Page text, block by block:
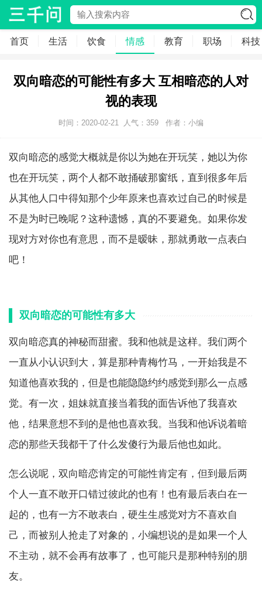
首页 生活 饮食 情感 教育 职场 科技
双向暗恋的可能性有多大 互相暗恋的人对
视的表现
时间：2020-02-21 人气： 359 作者：小编
双向暗恋的感觉大概就是你以为她在开玩笑，她以为你
也在开玩笑，两个人都不敢捅破那窗纸，直到很多年后
从其他人口中得知那个少年原来也喜欢过自己的时候是
不是为时已晚呢？这种遗憾，真的不要避免。如果你发
现对方对你也有意思，而不是暧昧，那就勇敢一点表白
吧！
双向暗恋的可能性有多大
双向暗恋真的神秘而甜蜜。我和他就是这样。我们两个
一直从小认识到大，算是那种青梅竹马，一开始我是不
知道他喜欢我的，但是也能隐隐约约感觉到那么一点感
觉。有一次，姐妹就直接当着我的面告诉他了我喜欢
他，结果意想不到的是他也喜欢我。当我和他诉说着暗
恋的那些天我都干了什么发傻行为最后他也如此。
怎么说呢，双向暗恋肯定的可能性肯定有，但到最后两
个人一直不敢开口错过彼此的也有！也有最后表白在一
起的，也有一方不敢表白，硬生生感觉对方不喜欢自
己，而被别人抢走了对象的，小编想说的是如果一个人
不主动，就不会再有故事了，也可能只是那种特别的朋
友。